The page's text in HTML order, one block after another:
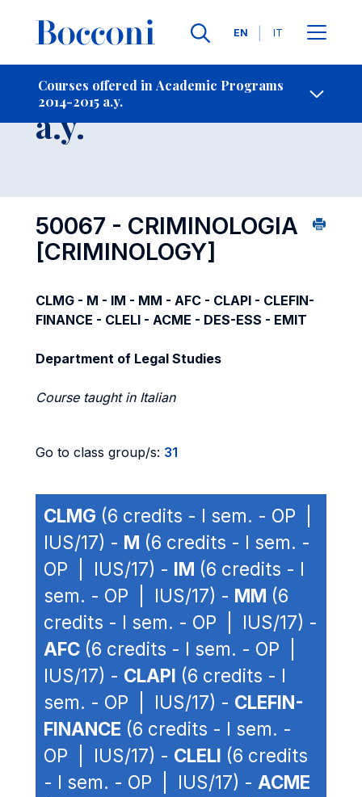
Languages
EN IT
Courses offered in Academic Programs
2014-2015 a.y.
- Contact Us
Course 2014-2015
a.y.
50067 - CRIMINOLOGIA
[CRIMINOLOGY]
CLMG - M - IM - MM - AFC - CLAPI - CLEFIN-
FINANCE - CLELI - ACME - DES-ESS - EMIT
Department of Legal Studies
Course taught in Italian
Go to class group/s: 31
CLMG (6 credits - I sem. - OP |
IUS/17) - M (6 credits - I sem. -
OP | IUS/17) - IM (6 credits - I
sem. - OP | IUS/17) - MM (6
credits - I sem. - OP | IUS/17) -
AFC (6 credits - I sem. - OP |
IUS/17) - CLAPI (6 credits - I
sem. - OP | IUS/17) - CLEFIN-
FINANCE (6 credits - I sem. -
OP | IUS/17) - CLELI (6 credits
- I sem. - OP | IUS/17) - ACME